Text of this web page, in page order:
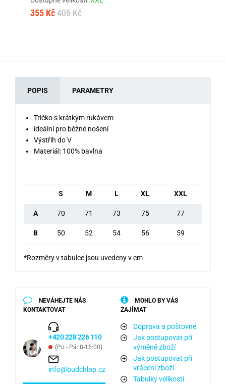
355 Kč 405 Kč
POPIS PARAMETRY
Tričko s krátkým rukávem
ideální pro běžné nošení
Výstřih do V
Materiál: 100% bavlna
S M L XL XXL
A 70 71 73 75 77
B 50 52 54 56 59
*Rozměry v tabulce jsou uvedeny v cm
NEVÁHEJTE NÁS
KONTAKTOVAT
+420 228 226 110
(Po - Pá: 8-16:00)
info@budchlap.cz
MOHLO BY VÁS
ZAJÍMAT
Doprava a poštovné
Jak postupovat při
výměně zboží
Jak postupovat při
vrácení zboží
Tabulky velikostí